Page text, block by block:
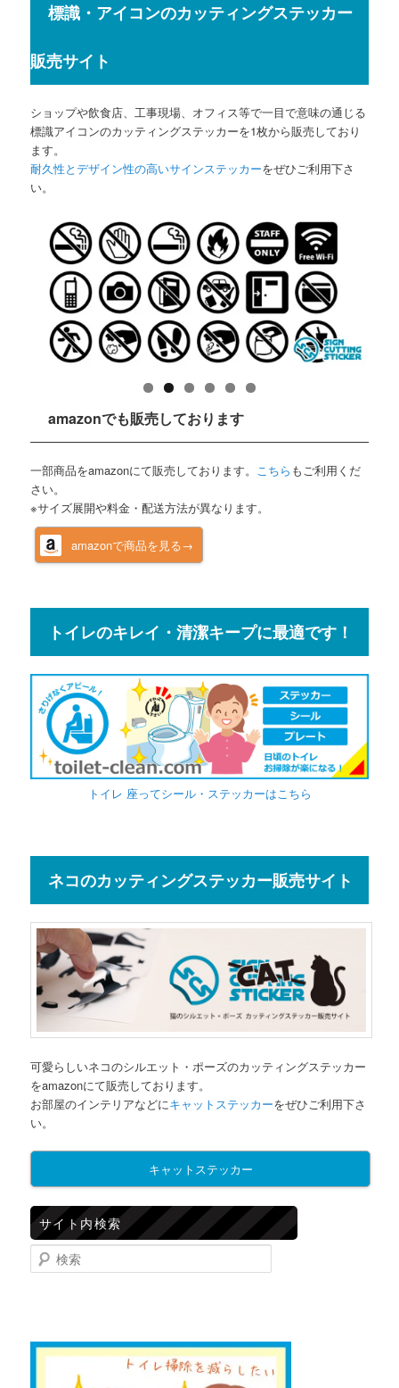
標識・アイコンのカッティングステッカー
販売サイト
ショップや飲食店、工事現場、オフィス等で一目で意味の通じる
標識アイコンのカッティングステッカーを1枚から販売しており
ます。
耐久性とデザイン性の高いサインステッカーをぜひご利用下さ
い。
amazonでも販売しております
一部商品をamazonにて販売しております。 こちら もご利用くだ
さい。
※サイズ展開や料金・配送方法が異なります。
amazonで商品を見る→
トイレのキレイ・清潔キープに最適です！
トイレ 座ってシール・ステッカーはこちら
ネコのカッティングステッカー販売サイト
可愛らしいネコのシルエット・ポーズのカッティングステッカー
をamazonにて販売しております。
お部屋のインテリアなどにキャットステッカーをぜひご利用下さ
い。
キャットステッカー
サイト内検索
検索